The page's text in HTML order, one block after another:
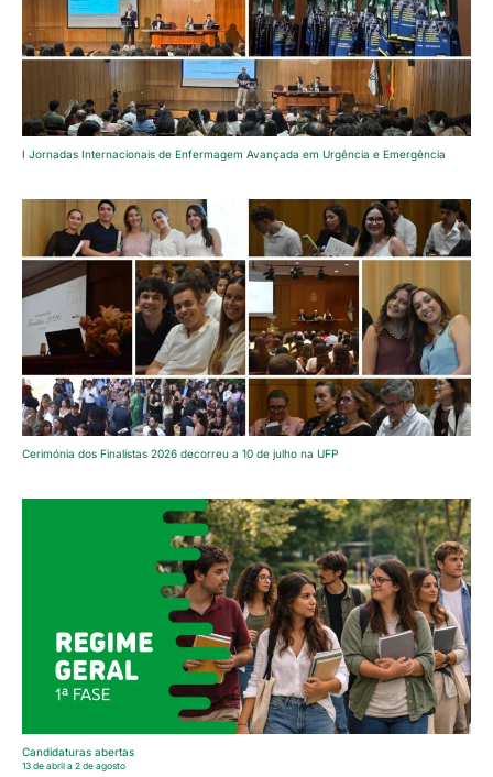
I Jornadas Internacionais de Enfermagem Avançada em Urgência e Emergência
Cerimónia dos Finalistas 2026 decorreu a 10 de julho na UFP
Candidaturas abertas
13 de abril a 2 de agosto